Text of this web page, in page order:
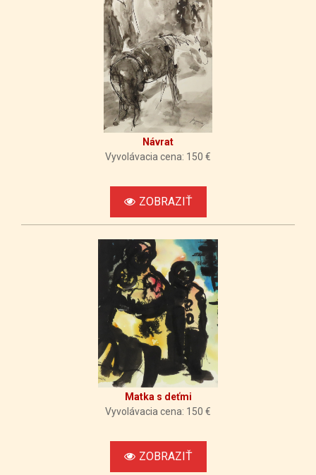
Návrat
Vyvolávacia cena: 150 €
ZOBRAZIŤ
Matka s deťmi
Vyvolávacia cena: 150 €
ZOBRAZIŤ